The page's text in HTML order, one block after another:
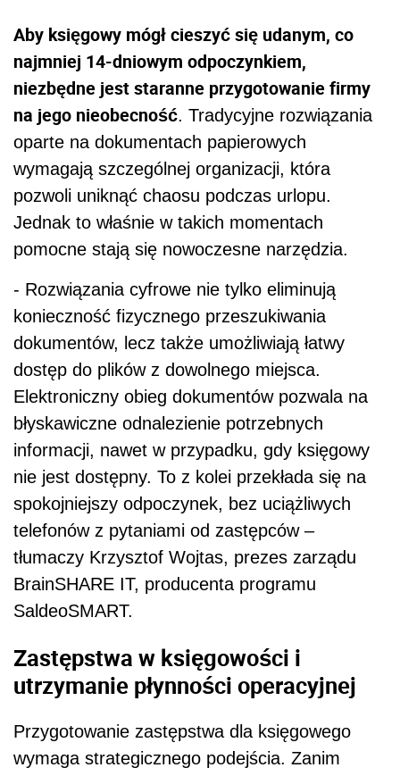
Aby księgowy mógł cieszyć się udanym, co
najmniej 14-dniowym odpoczynkiem,
niezbędne jest staranne przygotowanie firmy
na jego nieobecność. Tradycyjne rozwiązania
oparte na dokumentach papierowych
wymagają szczególnej organizacji, która
pozwoli uniknąć chaosu podczas urlopu.
Jednak to właśnie w takich momentach
pomocne stają się nowoczesne narzędzia.
- Rozwiązania cyfrowe nie tylko eliminują
konieczność fizycznego przeszukiwania
dokumentów, lecz także umożliwiają łatwy
dostęp do plików z dowolnego miejsca.
Elektroniczny obieg dokumentów pozwala na
błyskawiczne odnalezienie potrzebnych
informacji, nawet w przypadku, gdy księgowy
nie jest dostępny. To z kolei przekłada się na
spokojniejszy odpoczynek, bez uciążliwych
telefonów z pytaniami od zastępców –
tłumaczy Krzysztof Wojtas, prezes zarządu
BrainSHARE IT, producenta programu
SaldeoSMART.
Zastępstwa w księgowości i
utrzymanie płynności operacyjnej
Przygotowanie zastępstwa dla księgowego
wymaga strategicznego podejścia. Zanim